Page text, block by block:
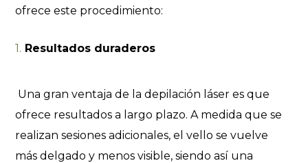
ofrece este procedimiento:
Resultados duraderos
Una gran ventaja de la depilación láser es que
ofrece resultados a largo plazo. A medida que se
realizan sesiones adicionales, el vello se vuelve
más delgado y menos visible, siendo así una